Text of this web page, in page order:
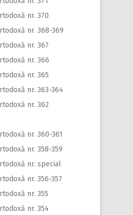
nr. 370
nr. 368-369
nr. 367
nr. 366
nr. 365
nr. 363-364
nr. 362
nr. 360-361
nr. 358-359
nr. special
nr. 356-357
nr. 355
nr. 354